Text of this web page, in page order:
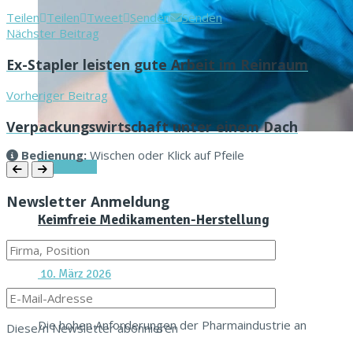
Titel-Thema
Keimfreie Medikamenten-Herstellung
10. März 2026
Die hohen Anforderungen der Pharmaindustrie an
Teilen Teilen Tweet Senden
Senden
Nächster Beitrag
Ex-Stapler leisten gute Arbeit im Reinraum
Vorheriger Beitrag
Verpackungswirtschaft unter einem Dach
Bedi­enung: Wis­chen oder Klick auf Pfeile
Newsletter Anmeldung
Diese/n Newslet­ter abonnieren